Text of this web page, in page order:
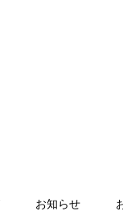
お知らせ